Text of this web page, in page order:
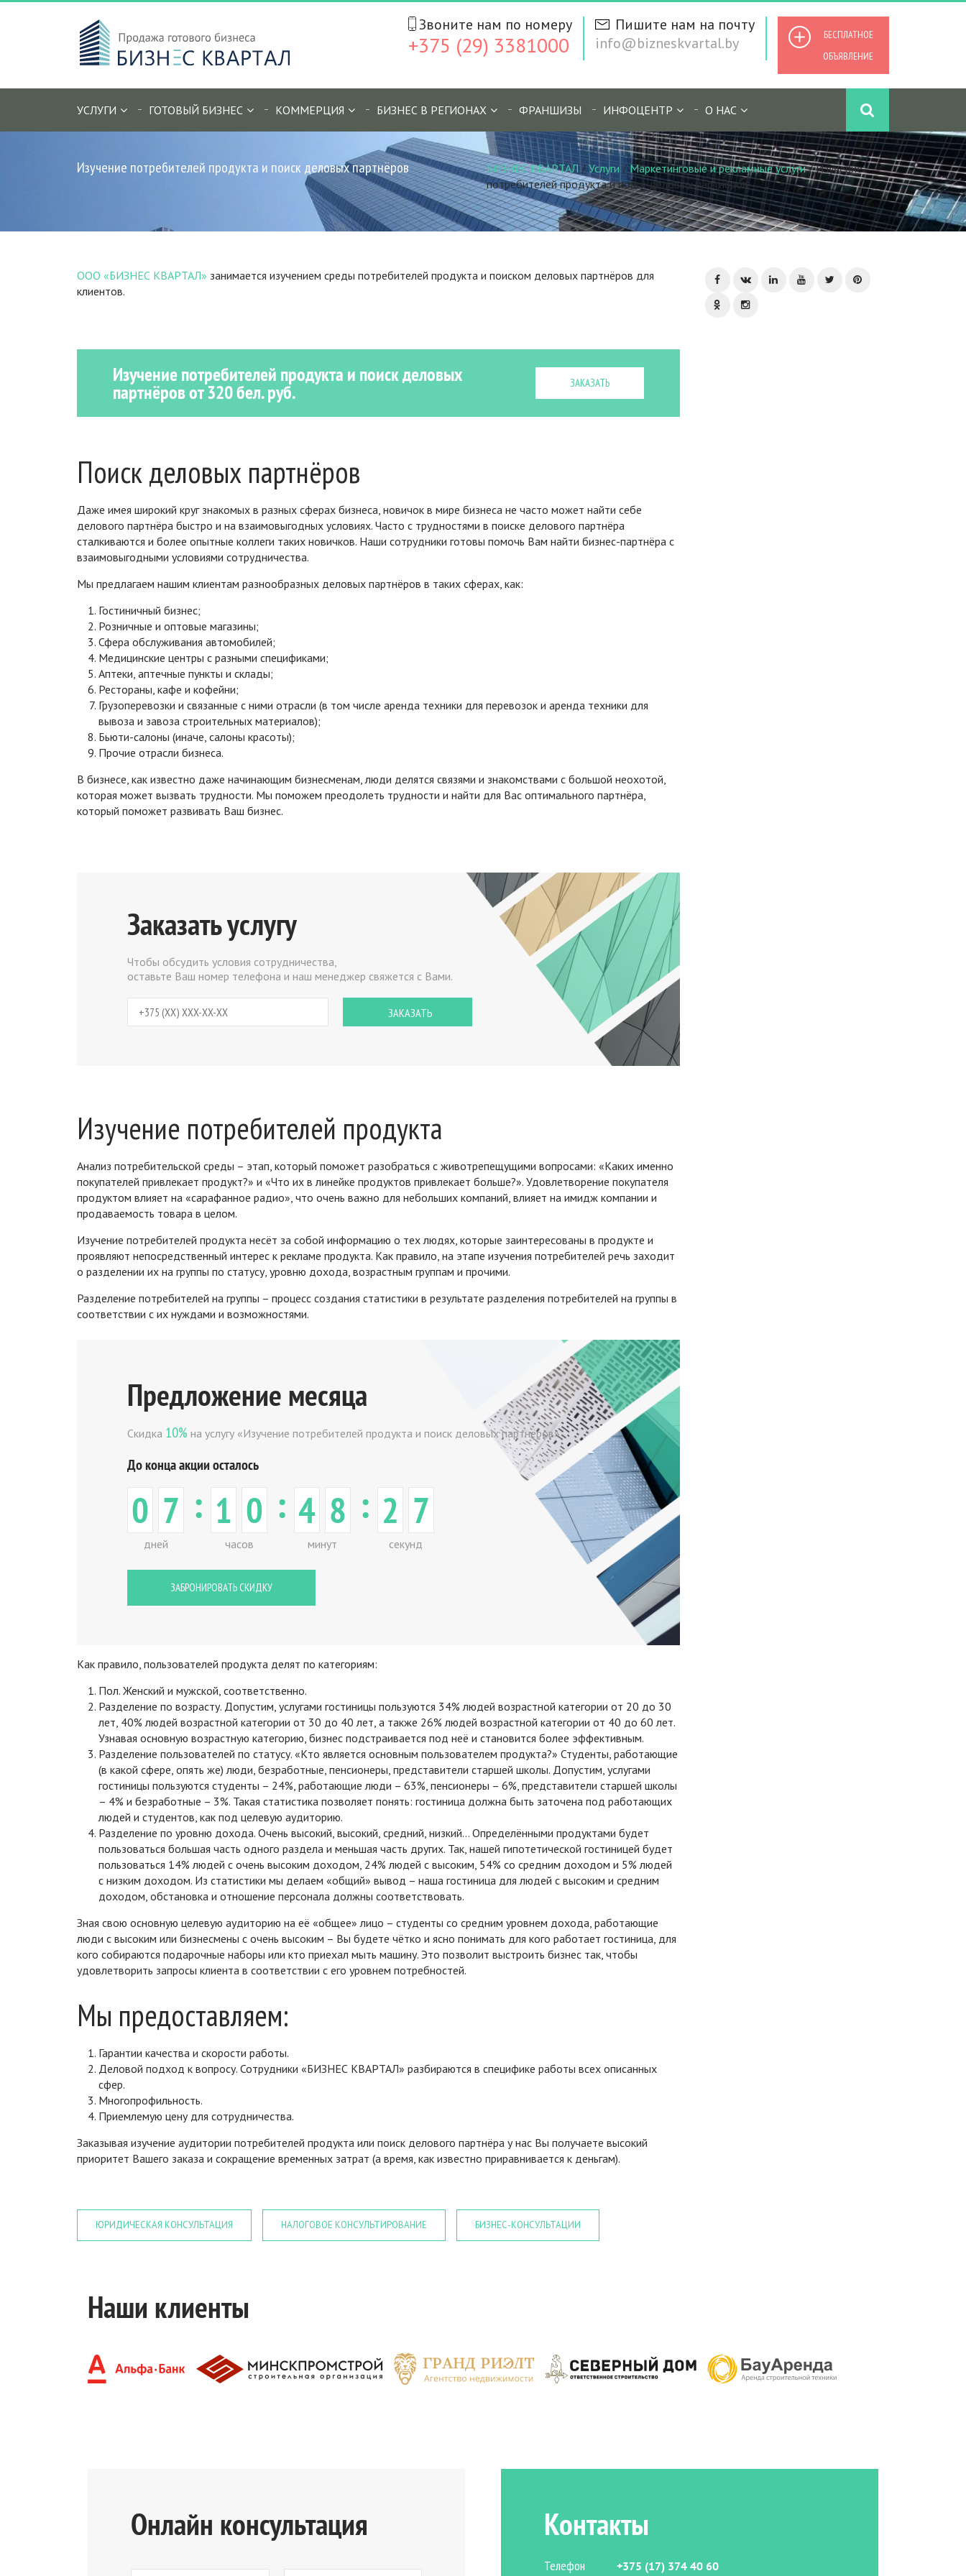
БЕСПЛАТНОЕ
ОБЪЯВЛЕНИЕ
Пишите нам на почту
info@bizneskvartal.by
Звоните нам по номеру
+375 (29) 3381000
УСЛУГИ ГОТОВЫЙ БИЗНЕС КОММЕРЦИЯ БИЗНЕС В РЕГИОНАХ ФРАНШИЗЫ ИНФОЦЕНТР О НАС
Изучение потребителей продукта и поиск деловых партнёров БИЗНЕС КВАРТАЛ / Услуги /Маркетинговые и рекламные услуги/Изучение
потребителей продукта и поиск деловых партнёров
ООО «БИЗНЕС КВАРТАЛ» занимается изучением среды потребителей продукта и поиском деловых партнёров для
клиентов.
Изучение потребителей продукта и поиск деловых
партнёров от 320 бел. руб. ЗАКАЗАТЬ
Поиск деловых партнёров
Даже имея широкий круг знакомых в разных сферах бизнеса, новичок в мире бизнеса не часто может найти себе
делового партнёра быстро и на взаимовыгодных условиях. Часто с трудностями в поиске делового партнёра
сталкиваются и более опытные коллеги таких новичков. Наши сотрудники готовы помочь Вам найти бизнес-партнёра с
взаимовыгодными условиями сотрудничества.
Мы предлагаем нашим клиентам разнообразных деловых партнёров в таких сферах, как:
Гостиничный бизнес;
Розничные и оптовые магазины;
Сфера обслуживания автомобилей;
Медицинские центры с разными спецификами;
Аптеки, аптечные пункты и склады;
Рестораны, кафе и кофейни;
Грузоперевозки и связанные с ними отрасли (в том числе аренда техники для перевозок и аренда техники для
вывоза и завоза строительных материалов);
Бьюти-салоны (иначе, салоны красоты);
Прочие отрасли бизнеса.
В бизнесе, как известно даже начинающим бизнесменам, люди делятся связями и знакомствами с большой неохотой,
которая может вызвать трудности. Мы поможем преодолеть трудности и найти для Вас оптимального партнёра,
который поможет развивать Ваш бизнес.
Заказать услугу
Чтобы обсудить условия сотрудничества,
оставьте Ваш номер телефона и наш менеджер свяжется с Вами.
Изучение потребителей продукта
Анализ потребительской среды – этап, который поможет разобраться с животрепещущими вопросами: «Каких именно
покупателей привлекает продукт?» и «Что их в линейке продуктов привлекает больше?». Удовлетворение покупателя
продуктом влияет на «сарафанное радио», что очень важно для небольших компаний, влияет на имидж компании и
продаваемость товара в целом.
Изучение потребителей продукта несёт за собой информацию о тех людях, которые заинтересованы в продукте и
проявляют непосредственный интерес к рекламе продукта. Как правило, на этапе изучения потребителей речь заходит
о разделении их на группы по статусу, уровню дохода, возрастным группам и прочими.
Разделение потребителей на группы – процесс создания статистики в результате разделения потребителей на группы в
соответствии с их нуждами и возможностями.
Предложение месяца
Скидка 10% на услугу «Изучение потребителей продукта и поиск деловых партнёров»
До конца акции осталось
0 7
дней
: 1 0
часов
: 4 8
минут
: 2 7
секунд
ЗАБРОНИРОВАТЬ СКИДКУ
Как правило, пользователей продукта делят по категориям:
Пол. Женский и мужской, соответственно.
Разделение по возрасту. Допустим, услугами гостиницы пользуются 34% людей возрастной категории от 20 до 30
лет, 40% людей возрастной категории от 30 до 40 лет, а также 26% людей возрастной категории от 40 до 60 лет.
Узнавая основную возрастную категорию, бизнес подстраивается под неё и становится более эффективным.
Разделение пользователей по статусу. «Кто является основным пользователем продукта?» Студенты, работающие
(в какой сфере, опять же) люди, безработные, пенсионеры, представители старшей школы. Допустим, услугами
гостиницы пользуются студенты – 24%, работающие люди – 63%, пенсионеры – 6%, представители старшей школы
– 4% и безработные – 3%. Такая статистика позволяет понять: гостиница должна быть заточена под работающих
людей и студентов, как под целевую аудиторию.
Разделение по уровню дохода. Очень высокий, высокий, средний, низкий… Определёнными продуктами будет
пользоваться большая часть одного раздела и меньшая часть других. Так, нашей гипотетической гостиницей будет
пользоваться 14% людей с очень высоким доходом, 24% людей с высоким, 54% со средним доходом и 5% людей
с низким доходом. Из статистики мы делаем «общий» вывод – наша гостиница для людей с высоким и средним
доходом, обстановка и отношение персонала должны соответствовать.
Зная свою основную целевую аудиторию на её «общее» лицо – студенты со средним уровнем дохода, работающие
люди с высоким или бизнесмены с очень высоким – Вы будете чётко и ясно понимать для кого работает гостиница, для
кого собираются подарочные наборы или кто приехал мыть машину. Это позволит выстроить бизнес так, чтобы
удовлетворить запросы клиента в соответствии с его уровнем потребностей.
Мы предоставляем:
Гарантии качества и скорости работы.
Деловой подход к вопросу. Сотрудники «БИЗНЕС КВАРТАЛ» разбираются в специфике работы всех описанных
сфер.
Многопрофильность.
Приемлемую цену для сотрудничества.
Заказывая изучение аудитории потребителей продукта или поиск делового партнёра у нас Вы получаете высокий
приоритет Вашего заказа и сокращение временных затрат (а время, как известно приравнивается к деньгам).
ЮРИДИЧЕСКАЯ КОНСУЛЬТАЦИЯ НАЛОГОВОЕ КОНСУЛЬТИРОВАНИЕ БИЗНЕС-КОНСУЛЬТАЦИИ
Наши клиенты
Онлайн консультация Контакты
Телефон +375 (17) 374 40 60